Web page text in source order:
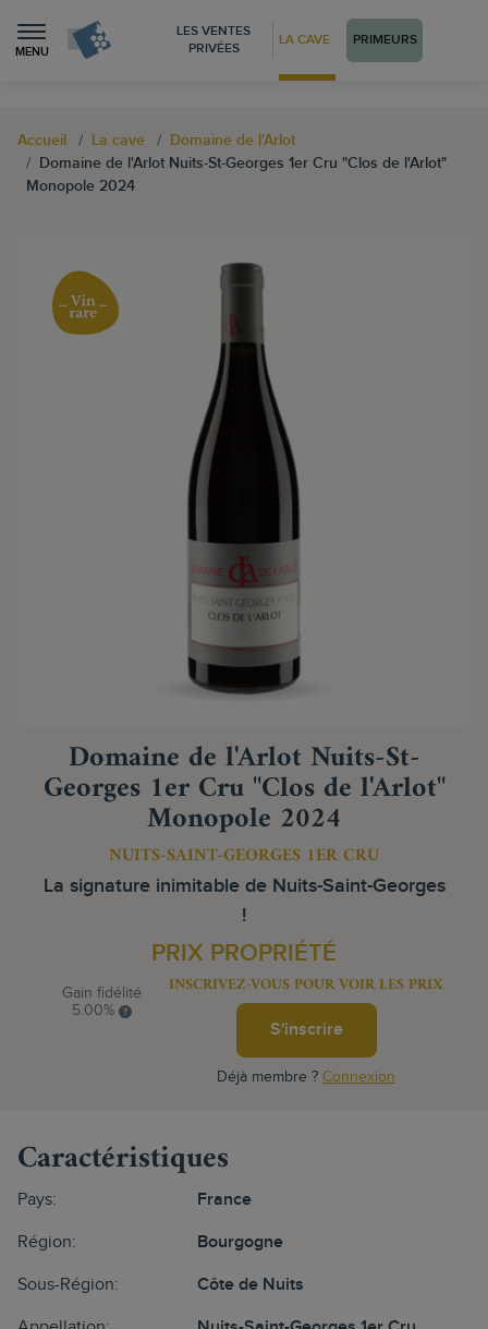
MENU
LES VENTES
PRIVÉES
LA CAVE PRIMEURS
Accueil La cave
Domaine de l'Arlot
Domaine de l'Arlot Nuits-St-Georges 1er Cru "Clos de l'Arlot"
Monopole 2024
Domaine de l'Arlot Nuits-St-
Georges 1er Cru "Clos de l'Arlot"
Monopole 2024
NUITS-SAINT-GEORGES 1ER CRU
La signature inimitable de Nuits-Saint-Georges
!
PRIX PROPRIÉTÉ
Gain fidélité
5.00%
INSCRIVEZ-VOUS POUR VOIR LES PRIX
S'inscrire
Déjà membre ? Connexion
Caractéristiques
Pays: France
Région: Bourgogne
Sous-Région: Côte de Nuits